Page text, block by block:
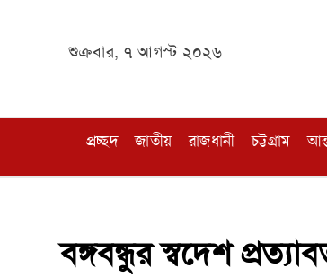
শুক্রবার, ৭ আগস্ট ২০২৬
প্রচ্ছদ জাতীয় রাজধানী চট্টগ্রাম
বঙ্গবন্ধুর স্বদেশ